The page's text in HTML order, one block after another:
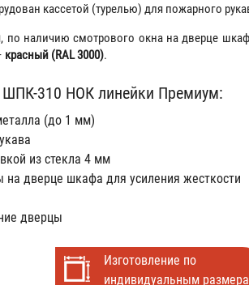
кассетой (турелью) для пожарного
, по наличию смотрового окна на дверце
красный (RAL 3000).
310 НОК линейки Премиум:
(до 1 мм)
из стекла 4 мм
на дверце шкафа для усиления жесткости
дверцы
Изготовление по
индивидуальным